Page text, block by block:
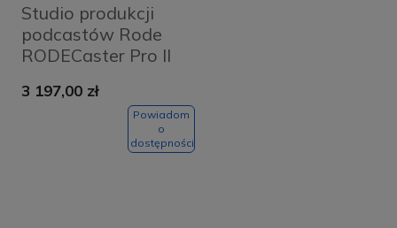
Studio produkcji
podcastów Rode
RODECaster Pro II
3 197,00 zł
Powiadom
o
dostępności